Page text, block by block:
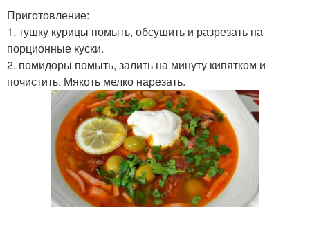
Приготовление:
1. тушку курицы помыть, обсушить и разрезать на
порционные куски.
2. помидоры помыть, залить на минуту кипятком и
почистить. Мякоть мелко нарезать.